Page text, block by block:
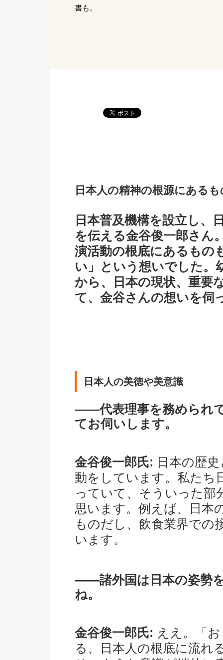
書も。
日本人の精神の根源にある
日本普及機構を設立し、
を伝える金谷俊一郎さん
演活動の根底にあるもの
い」という想いでした。
から、日本の現状、重要
て、金谷さんの想いを伺
日本人の美徳や美意識
――代表理事を務められ
てお伺いします。
金谷俊一郎氏: 日本の歴
動をしています。私たち
っていて、そういった部
思います。例えば、日本
ものだし、飲食業界での
います。
――諸外国は日本の姿勢
ね。
金谷俊一郎氏: ええ。「
る、日本人の根底に流れ